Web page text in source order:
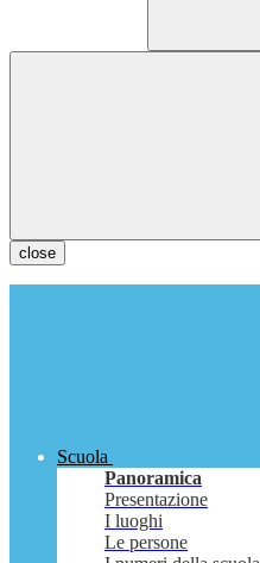
close
Scuola
Panoramica
Presentazione
I luoghi
Le persone